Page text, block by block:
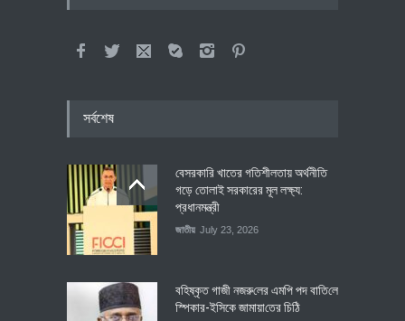
সর্বশেষ
বেসরকারি খাতের গতিশীলতায় অর্থনীতি
গড়ে তোলাই সরকারের মূল লক্ষ্য:
প্রধানমন্ত্রী
জাতীয় July 23, 2026
বহিষ্কৃত গাজী নজরু‌লের এম‌পি পদ বা‌তি‌লে
স্পিকার-ইসিকে জামায়া‌তের চি‌ঠি